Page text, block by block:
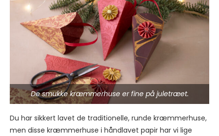
De smukke kræmmerhuse er fine på juletræet.
Du har sikkert lavet de traditionelle, runde kræmmerhuse,
men disse kræmmerhuse i håndlavet papir har vi lige